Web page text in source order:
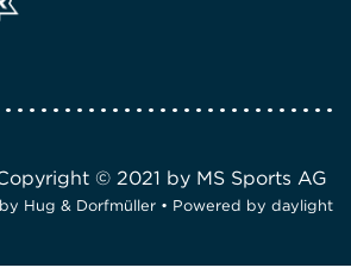
© 2021 by MS Sports AG
Hug & Dorfmüller • Powered by daylight